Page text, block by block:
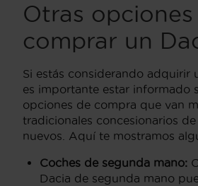
Otras opciones
comprar un
Si estás considerando adquirir
es importante estar informado
opciones de compra que van
tradicionales concesionarios
nuevos. Aquí te mostramos
Coches de segunda mano:
Dacia de segunda mano